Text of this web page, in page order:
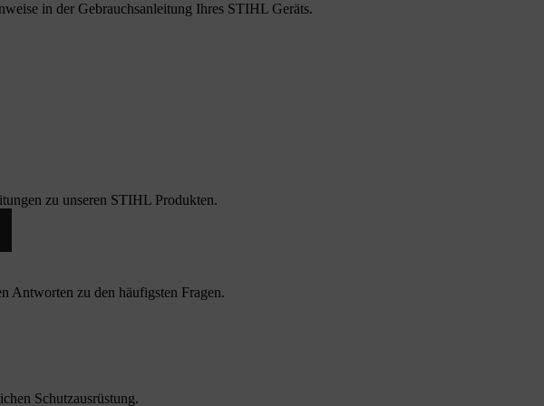
in der Gebrauchsanleitung Ihres STIHL Geräts.
zu unseren STIHL Produkten.
Antworten zu den häufigsten Fragen.
Schutzausrüstung.